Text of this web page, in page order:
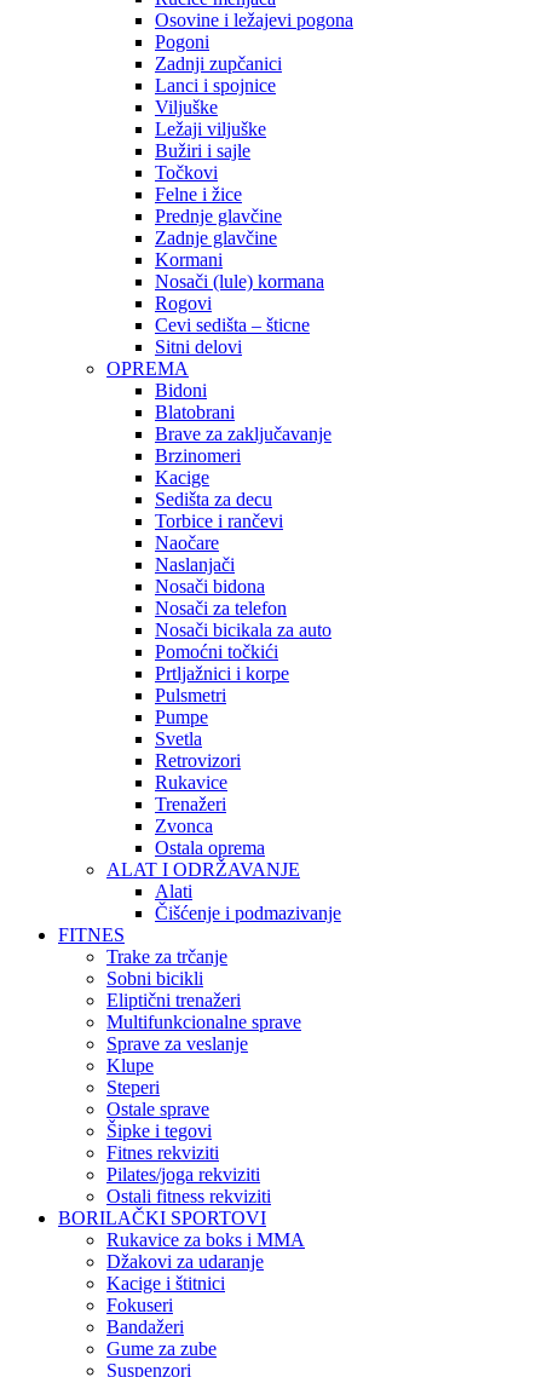
Osovine i ležajevi pogona
Pogoni
Zadnji zupčanici
Lanci i spojnice
Viljuške
Ležaji viljuške
Bužiri i sajle
Točkovi
Felne i žice
Prednje glavčine
Zadnje glavčine
Kormani
Nosači (lule) kormana
Rogovi
Cevi sedišta – šticne
Sitni delovi
OPREMA
Bidoni
Blatobrani
Brave za zaključavanje
Brzinomeri
Kacige
Sedišta za decu
Torbice i rančevi
Naočare
Naslanjači
Nosači bidona
Nosači za telefon
Nosači bicikala za auto
Pomoćni točkići
Prtljažnici i korpe
Pulsmetri
Pumpe
Svetla
Retrovizori
Rukavice
Trenažeri
Zvonca
Ostala oprema
ALAT I ODRŽAVANJE
Alati
Čišćenje i podmazivanje
FITNES
Trake za trčanje
Sobni bicikli
Eliptični trenažeri
Multifunkcionalne sprave
Sprave za veslanje
Klupe
Steperi
Ostale sprave
Šipke i tegovi
Fitnes rekviziti
Pilates/joga rekviziti
Ostali fitness rekviziti
BORILAČKI SPORTOVI
Rukavice za boks i MMA
Džakovi za udaranje
Kacige i štitnici
Fokuseri
Bandažeri
Gume za zube
Suspenzori